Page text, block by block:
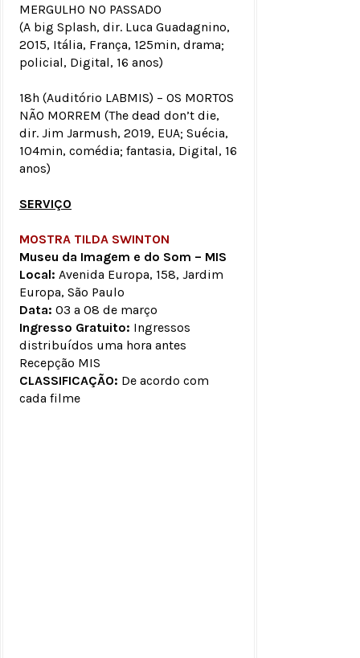
MERGULHO NO PASSADO
(A big Splash, dir. Luca Guadagnino,
2015, Itália, França, 125min, drama;
policial, Digital, 16 anos)
18h (Auditório LABMIS) – OS MORTOS
NÃO MORREM (The dead don’t die,
dir. Jim Jarmush, 2019, EUA; Suécia,
104min, comédia; fantasia, Digital, 16
anos)
SERVIÇO
MOSTRA TILDA SWINTON
Museu da Imagem e do Som – MIS
Local: Avenida Europa, 158, Jardim
Europa, São Paulo
Data: 03 a 08 de março
Ingresso Gratuito: Ingressos
distribuídos uma hora antes
Recepção MIS
CLASSIFICAÇÃO: De acordo com
cada filme